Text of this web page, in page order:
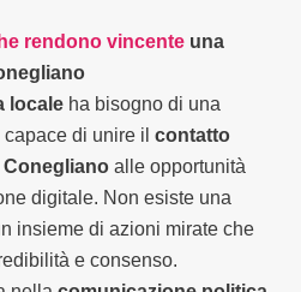
rendono vincente una
locale ha bisogno di una
di unire il contatto
alle opportunità
digitale. Non esiste una
insieme di azioni mirate che
e consenso.